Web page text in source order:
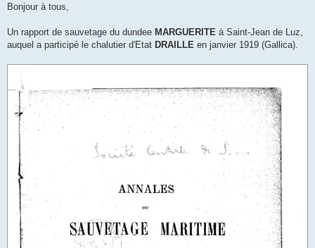
s
g
Bonjour à tous,
Un rapport de sauvetage du dundee MARGUERITE à Saint-Jean de Luz,
auquel a participé le chalutier d'Etat DRAILLE en janvier 1919 (Gallica).